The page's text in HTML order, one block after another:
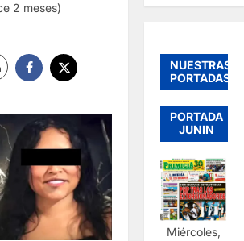
2 meses)
NUESTRAS
PORTADAS
PORTADA
JUNIN
Miércoles,